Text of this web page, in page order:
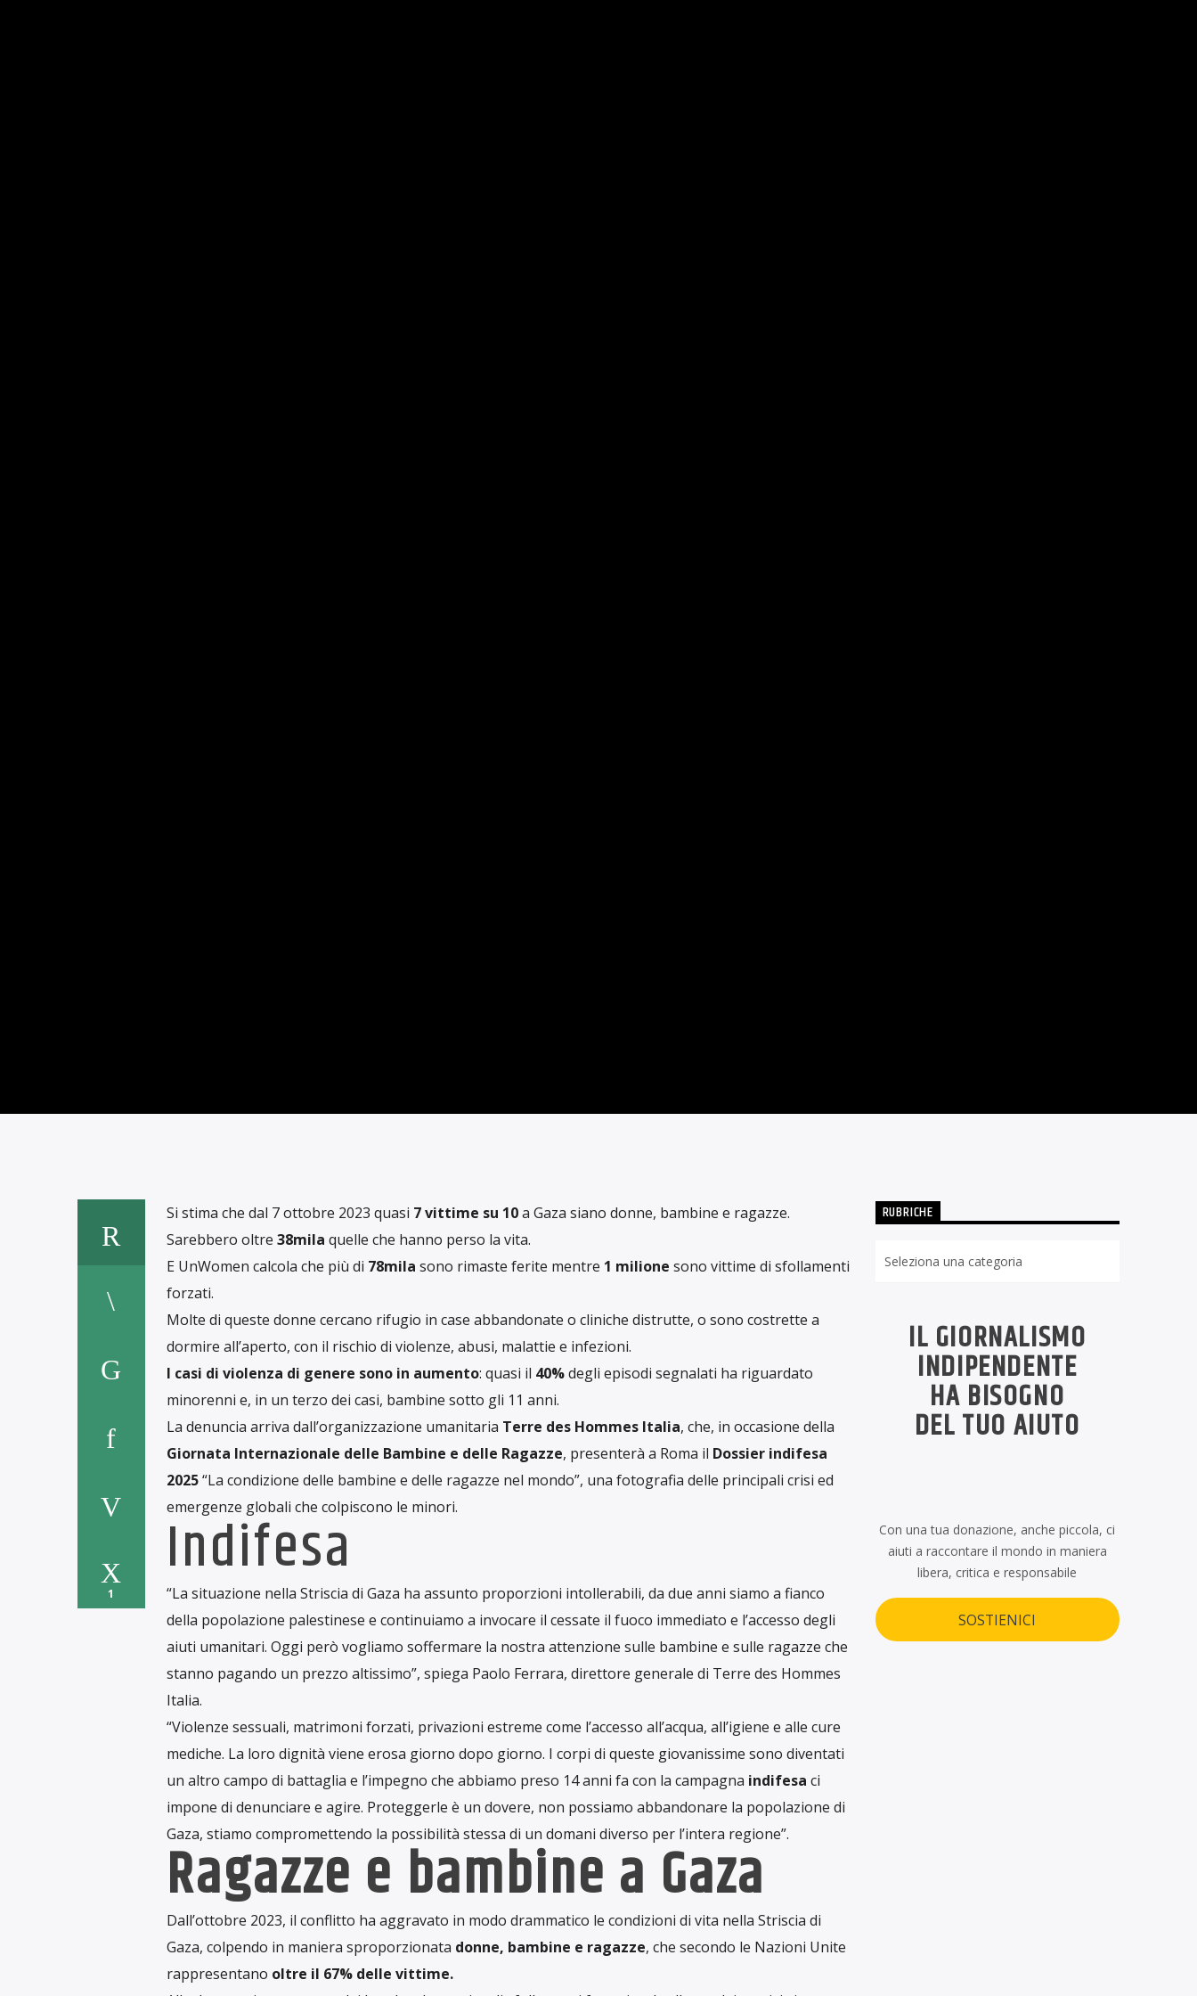
1
Si stima che dal 7 ottobre 2023 quasi 7 vittime su 10a Gaza siano donne, bambine e ragazze.
Sarebbero oltre 38mila quelle che hanno perso la vita.
E UnWomen calcola che più di 78mila sono rimaste ferite mentre 1 milione sono vittime di sfollamenti
forzati.
Molte di queste donne cercano rifugio in case abbandonate o cliniche distrutte, o sono costrette a
dormire all’aperto, con il rischio di violenze, abusi, malattie e infezioni.
I casi di violenza di genere sono in aumento: quasi il 40%degli episodi segnalati ha riguardato
minorenni e, in un terzo dei casi, bambine sotto gli 11 anni.
La denuncia arriva dall’organizzazione umanitaria Terre des Hommes Italia, che, in occasione della
Giornata Internazionale delle Bambine e delle Ragazze, presenterà a Roma il Dossier indifesa
2025“La condizione delle bambine e delle ragazze nel mondo”, una fotografia delle principali crisi ed
emergenze globali che colpiscono le minori.
Indifesa
“La situazione nella Striscia di Gaza ha assunto proporzioni intollerabili, da due anni siamo a fianco
della popolazione palestinese e continuiamo a invocare il cessate il fuoco immediato e l’accesso degli
aiuti umanitari. Oggi però vogliamo soffermare la nostra attenzione sulle bambine e sulle ragazze che
stanno pagando un prezzo altissimo”, spiega Paolo Ferrara, direttore generale di Terre des Hommes
Italia.
“Violenze sessuali, matrimoni forzati, privazioni estreme come l’accesso all’acqua, all’igiene e alle cure
mediche. La loro dignità viene erosa giorno dopo giorno. I corpi di queste giovanissime sono diventati
un altro campo di battaglia e l’impegno che abbiamo preso 14 anni fa con la campagna indifesa ci
impone di denunciare e agire. Proteggerle è un dovere, non possiamo abbandonare la popolazione di
Gaza, stiamo compromettendo la possibilità stessa di un domani diverso per l’intera regione”.
Ragazze e bambine a Gaza
Dall’ottobre 2023, il conflitto ha aggravato in modo drammatico le condizioni di vita nella Striscia di
Gaza, colpendo in maniera sproporzionata donne, bambine e ragazze, che secondo le Nazioni Unite
rappresentano oltre il 67% delle vittime.
RUBRICHE
IL GIORNALISMO
INDIPENDENTE
HA BISOGNO
DEL TUO AIUTO
Con una tua donazione, anche piccola, ci
aiuti a raccontare il mondo in maniera
libera, critica e responsabile
SOSTIENICI